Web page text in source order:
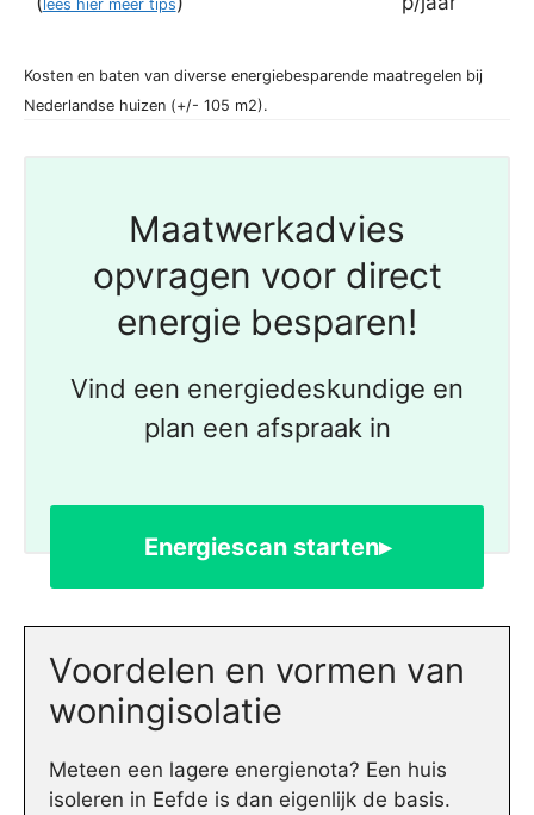
lees hier meer tips
Kosten en baten van diverse energiebesparende maatregelen bij
Nederlandse huizen (+/- 105 m2).
Maatwerkadvies
opvragen voor direct
energie besparen!
Vind een energiedeskundige en
plan een afspraak in
Energiescan starten▸
Voordelen en vormen van
woningisolatie
Meteen een lagere energienota? Een huis
isoleren in Eefde is dan eigenlijk de basis.